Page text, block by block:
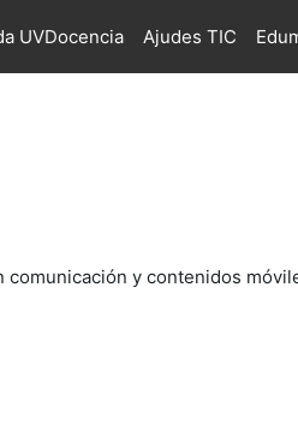
UVDocencia Ajudes TIC
comunicación y contenidos